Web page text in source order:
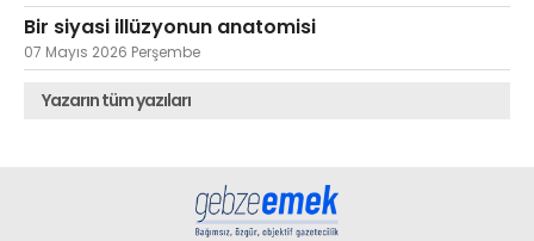
Bir siyasi illüzyonun anatomisi
07 Mayıs 2026 Perşembe
Yazarın tüm yazıları